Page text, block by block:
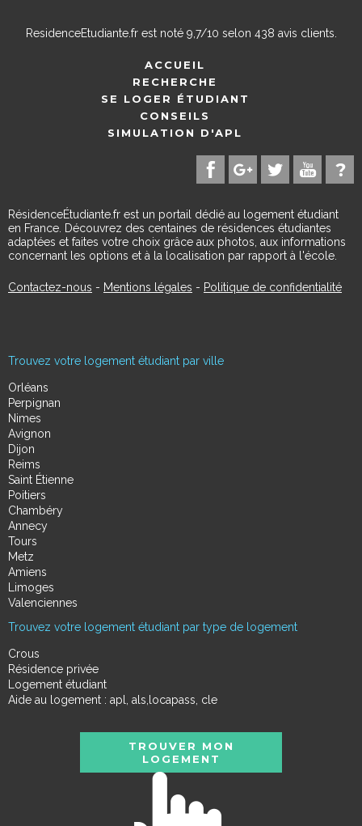
ResidenceEtudiante.frest noté 9,7/10 selon 438 avis clients.
ACCUEIL
RECHERCHE
SE LOGER ÉTUDIANT
CONSEILS
SIMULATION D'APL
RésidenceÉtudiante.fr est un portail dédié au logement étudiant
en France. Découvrez des centaines de résidences étudiantes
adaptées et faites votre choix grâce aux photos, aux informations
concernant les options et à la localisation par rapport à l'école.
Contactez-nous - Mentions légales - Politique de confidentialité
Trouvez votre logement étudiant par ville
Orléans
Perpignan
Nimes
Avignon
Dijon
Reims
Saint Étienne
Poitiers
Chambéry
Annecy
Tours
Metz
Amiens
Limoges
Valenciennes
Trouvez votre logement étudiant par type de logement
Crous
Résidence privée
Logement étudiant
Aide au logement : apl, als,locapass, cle
TROUVER MON
LOGEMENT